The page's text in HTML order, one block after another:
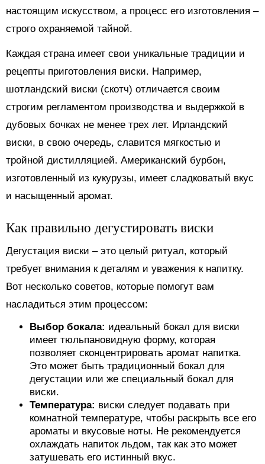
настоящим искусством, а процесс его изготовления –
строго охраняемой тайной.
Каждая страна имеет свои уникальные традиции и
рецепты приготовления виски. Например,
шотландский виски (скотч) отличается своим
строгим регламентом производства и выдержкой в
дубовых бочках не менее трех лет. Ирландский
виски, в свою очередь, славится мягкостью и
тройной дистилляцией. Американский бурбон,
изготовленный из кукурузы, имеет сладковатый вкус
и насыщенный аромат.
Как правильно дегустировать виски
Дегустация виски – это целый ритуал, который
требует внимания к деталям и уважения к напитку.
Вот несколько советов, которые помогут вам
насладиться этим процессом:
Выбор бокала: идеальный бокал для виски
имеет тюльпановидную форму, которая
позволяет сконцентрировать аромат напитка.
Это может быть традиционный бокал для
дегустации или же специальный бокал для
виски.
Температура: виски следует подавать при
комнатной температуре, чтобы раскрыть все его
ароматы и вкусовые ноты. Не рекомендуется
охлаждать напиток льдом, так как это может
затушевать его истинный вкус.